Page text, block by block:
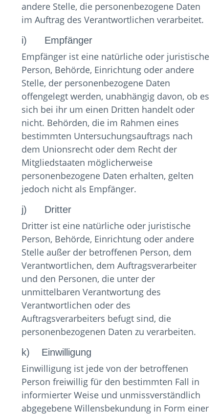
andere Stelle, die personenbezogene Daten
im Auftrag des Verantwortlichen verarbeitet.
i) Empfänger
Empfänger ist eine natürliche oder juristische
Person, Behörde, Einrichtung oder andere
Stelle, der personenbezogene Daten
offengelegt werden, unabhängig davon, ob es
sich bei ihr um einen Dritten handelt oder
nicht. Behörden, die im Rahmen eines
bestimmten Untersuchungsauftrags nach
dem Unionsrecht oder dem Recht der
Mitgliedstaaten möglicherweise
personenbezogene Daten erhalten, gelten
jedoch nicht als Empfänger.
j) Dritter
Dritter ist eine natürliche oder juristische
Person, Behörde, Einrichtung oder andere
Stelle außer der betroffenen Person, dem
Verantwortlichen, dem Auftragsverarbeiter
und den Personen, die unter der
unmittelbaren Verantwortung des
Verantwortlichen oder des
Auftragsverarbeiters befugt sind, die
personenbezogenen Daten zu verarbeiten.
k) Einwilligung
Einwilligung ist jede von der betroffenen
Person freiwillig für den bestimmten Fall in
informierter Weise und unmissverständlich
abgegebene Willensbekundung in Form einer